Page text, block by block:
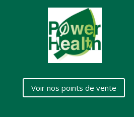
Voir nos points de vente